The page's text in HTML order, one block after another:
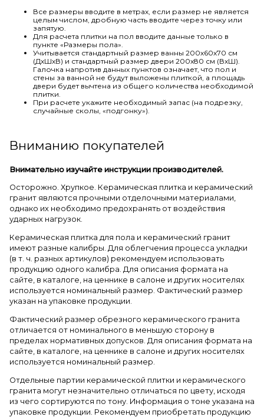
Все размеры вводите в метрах, если размер не является
целым числом, дробную часть вводите через точку или
запятую.
Для расчета плитки на пол вводите данные только в
пункте «Размеры пола».
Учитывается стандартный размер ванны 200х60х70 см
(ДхШхВ) и стандартный размер двери 200х80 см (ВхШ).
Галочка напротив данных пунктов означает, что пол и
стены за ванной не будут выложены плиткой, а площадь
двери будет вычтена из общего количества необходимой
плитки.
При расчете укажите необходимый запас (на подрезку,
случайные сколы, «подгонку»).
Вниманию покупателей
Внимательно изучайте инструкции производителей.
Осторожно. Хрупкое. Керамическая плитка и керамический
гранит являются прочными отделочными материалами,
однако их необходимо предохранять от воздействия
ударных нагрузок.
Керамическая плитка для пола и керамический гранит
имеют разные калибры. Для облегчения процесса укладки
(в т. ч. разных артикулов) рекомендуем использовать
продукцию одного калибра. Для описания формата на
сайте, в каталоге, на ценнике в салоне и других носителях
используется номинальный размер. Фактический размер
указан на упаковке продукции.
Фактический размер обрезного керамического гранита
отличается от номинального в меньшую сторону в
пределах нормативных допусков. Для описания формата на
сайте, в каталоге, на ценнике в салоне и других носителях
используется номинальный размер.
Отдельные партии керамической плитки и керамического
гранита могут незначительно отличаться по цвету, исходя
из чего сортируются по тону. Информация о тоне указана на
упаковке продукции. Рекомендуем приобретать продукцию